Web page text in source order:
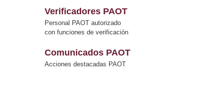
Verificadores PAOT
Personal PAOT autorizado
con funciones de verificación
Comunicados PAOT
Acciones destacadas PAOT